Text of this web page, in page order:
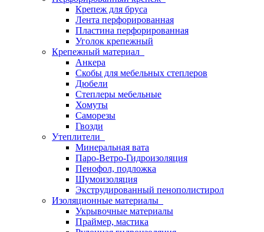
Крепеж для бруса
Лента перфорированная
Пластина перфорированная
Уголок крепежный
Крепежный материал
Анкера
Скобы для мебельных степлеров
Дюбели
Степлеры мебельные
Хомуты
Саморезы
Гвозди
Утеплители
Минеральная вата
Паро-Ветро-Гидроизоляция
Пенофол, подложка
Шумоизоляция
Экструдированный пенополистирол
Изоляционные материалы
Укрывочные материалы
Праймер, мастика